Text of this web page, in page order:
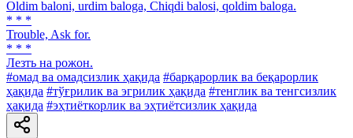
Oldim baloni, urdim baloga, Chiqdi balosi, qoldim baloga.
* * *
Trouble, Ask for.
* * *
Лезть на рожон.
#омад ва омадсизлик ҳақида #барқарорлик ва беқарорлик
ҳақида #тўғрилик ва эгрилик ҳақида #тенглик ва тенгсизлик
ҳақида #эҳтиёткорлик ва эҳтиётсизлик ҳақида